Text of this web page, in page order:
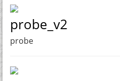
probe_v2
probe